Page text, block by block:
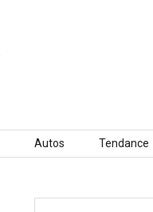
Autos Tendance